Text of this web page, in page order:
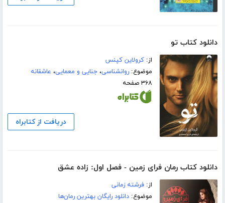
دانلود کتاب تو
از:کرولاین کپنس
موضوع:روانشناسی،جنایی و معمایی، عاشقانه
۳۶۸ صفحه
دریافت از کتابراه
دانلود کتاب رمان فرای زمین - فصل اول: زاده عشق
از:فرشته زمانی
موضوع:دانلود رایگان بهترین رمان‌ها